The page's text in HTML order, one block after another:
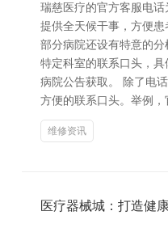
瑞慈医疗的官方客服电
提供全天候干事，方便患
部分病院还设有特意的
特定科室的联系口头，
病院公告获取。 除了电
方便的联系口头。举例
维修资讯
医疗器械城：打造健